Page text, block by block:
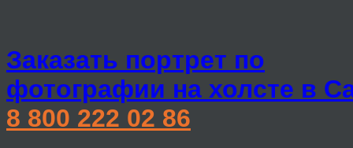
Заказать портрет по
фотографии на холсте в
8 800 222 02 86